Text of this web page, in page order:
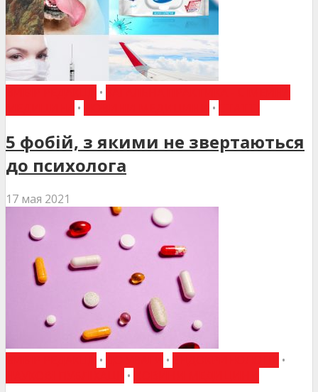
•
• •
5 фобій, з якими не звертаються
до психолога
17 мая 2021
• •
•
•